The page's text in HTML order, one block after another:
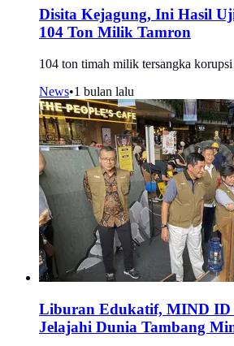
Disita Kejagung, Ini Hasil
104 Ton Milik Tamron
104 ton timah milik tersangka
News•1 bulan lalu
Liburan Edukatif, MIND
Jelajahi Dunia Tambang